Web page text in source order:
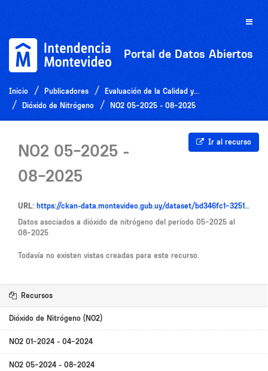
Toggle
Portal de Datos Abiertos
Inicio Publicadores
Evaluación de la Calidad y...
Dióxido de Nitrógeno
NO2 05-2025 - 08-2025
Ir al recurso
NO2 05-2025 -
08-2025
URL: https://ckan-data.montevideo.gub.uy/dataset/bd346fc1-3251-48de-b36a-e57596b250c7/resource/b8a0f77f-9841-4689-85f8-590e19fc6cce/download/no2_05_2025_08_2025.csv
Datos asociados a dióxido de nitrógeno del período 05-2025 al
08-2025
Todavía no existen vistas creadas para este recurso.
Recursos
Dióxido de Nitrógeno (NO2)
NO2 01-2024 - 04-2024
NO2 05-2024 - 08-2024